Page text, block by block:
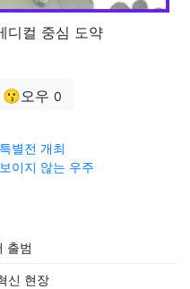
디컬 중심 도약
😗오우 0
별전 개최
이지 않는 우주
출범
신 현장